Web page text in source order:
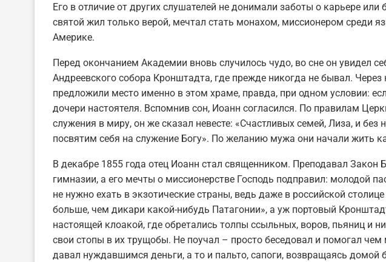
Его в отличие от других слушателей не донимали заботы о карьере
святой жил только верой, мечтал стать монахом, миссионером среди
Америке.
Перед окончанием Академии вновь cлучилось чудо, во сне он увидел
Андреевского собора Кронштадта, где прежде никогда не бывал. Через
предложили место именно в этом храме, правда, при одном условии:
дочери настоятеля. Вспомнив сон, Иоанн согласился. По правилам
служения в миру, он же сказал невесте: «Счастливых семей, Лиза, и
посвятим себя на служение Богу». По желанию мужа они начали жить
В декабре 1855 года отец Иоанн стал священником. Преподавал Закон
гимназии, а его мечты о миссионерстве Господь подправил: молодой
не нужно ехать в экзотические страны, ведь даже в российской
больше, чем дикари какой-нибудь Патагонии», а уж портовый
настоящей клоакой, где обретались толпы ссыльных, воров, пьяниц и
свои стопы в их трущобы. Не поучал – просто беседовал и помогал чем
давал нуждавшимся деньги, а то и пальто, сапоги, возвращаясь домой